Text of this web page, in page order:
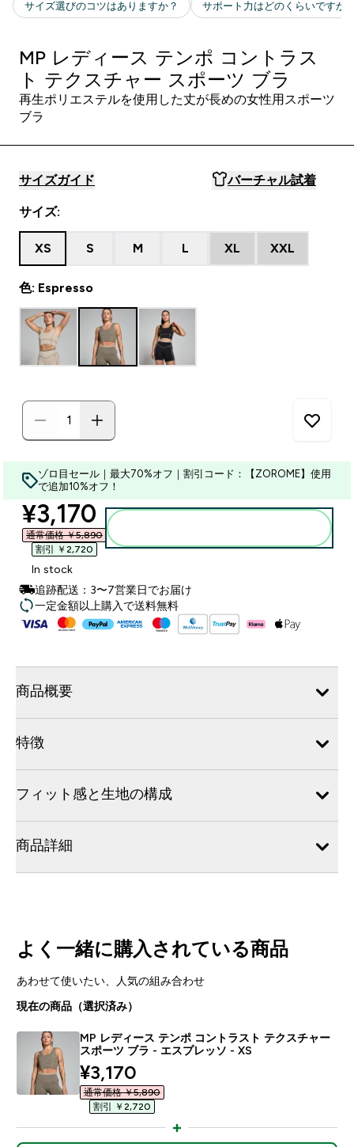
MP レディース テンポ コントラス
ト テクスチャー スポーツ ブラ
再生ポリエステルを使用した丈が長めの女性用スポーツ
ブラ
サイズガイド バーチャル試着
サイズ:
XS S M L XL XXL
色: Espresso
ゾロ目セール｜最大70%オフ｜割引コード：【ZOROME】使用
で追加10%オフ！
discounted price
¥3,170‎
通常価格 ￥5,890‎
割引 ￥2,720‎
In stock
追跡配送：3〜7営業日でお届け
一定金額以上購入で送料無料
商品概要
特徴
フィット感と生地の構成
商品詳細
よく一緒に購入されている商品
あわせて使いたい、人気の組み合わせ
現在の商品（選択済み）
MP レディース テンポ コントラスト テクスチャー
スポーツ ブラ - エスプレッソ - XS
discounted price
¥3,170‎
通常価格 ￥5,890‎
割引 ￥2,720‎